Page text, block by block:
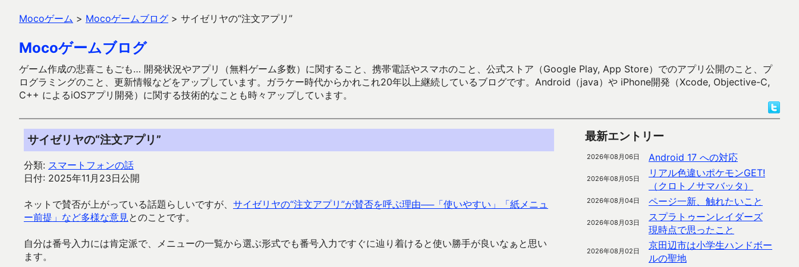
Mocoゲーム > Mocoゲームブログ > サイゼリヤの“注文アプリ”
Mocoゲームブログ
ゲーム作成の悲喜こもごも… 開発状況やアプリ（無料ゲーム多数）に関すること、携帯電話やスマホのこと、公式ストア（Google Play, App Store）でのアプリ公開のこと、プ
ログラミングのこと、更新情報などをアップしています。ガラケー時代からかれこれ20年以上継続しているブログです。Android（java）や iPhone開発（Xcode, Objective-C,
C++ によるiOSアプリ開発）に関する技術的なことも時々アップしています。
サイゼリヤの“注文アプリ”
分類: スマートフォンの話
日付: 2025年11月23日公開
ネットで賛否が上がっている話題らしいですが、 サイゼリヤの“注文アプリ”が賛否を呼ぶ理由──「使いやすい」「紙メニュ
ー前提」など多様な意見とのことです。
自分は番号入力には肯定派で、メニューの一覧から選ぶ形式でも番号入力ですぐに辿り着けると使い勝手が良いなぁと思い
ます。
最新エントリー
2026年08月06日 Android 17 への対応
2026年08月05日
リアル色違いポケモンGET!
（クロトノサマバッタ）
2026年08月04日 ページ一新、触れたいこと
2026年08月03日
スプラトゥーンレイダーズ
現時点で思ったこと
2026年08月02日
京田辺市は小学生ハンドボー
ルの聖地